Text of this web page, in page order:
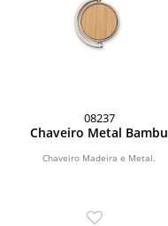
08237
Chaveiro Metal Bambu
Chaveiro Madeira e Metal.